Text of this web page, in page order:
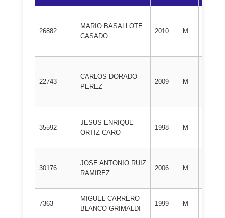
26882
MARIO BASALLOTE
CASADO
2010 M
22743
CARLOS DORADO
PEREZ
2009 M
35592
JESUS ENRIQUE
ORTIZ CARO
1998 M
30176
JOSE ANTONIO RUIZ
RAMIREZ
2006 M
7363
MIGUEL CARRERO
BLANCO GRIMALDI
1999 M